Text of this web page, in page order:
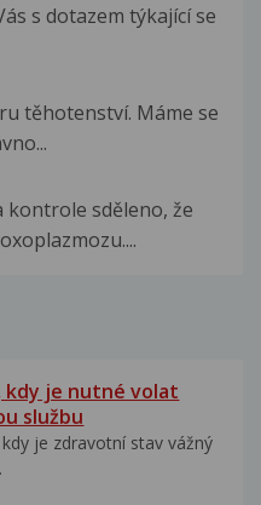
s dotazem týkající se
těhotenství. Máme se
kontrole sděleno, že
kdy je nutné volat
službu
je zdravotní stav vážný